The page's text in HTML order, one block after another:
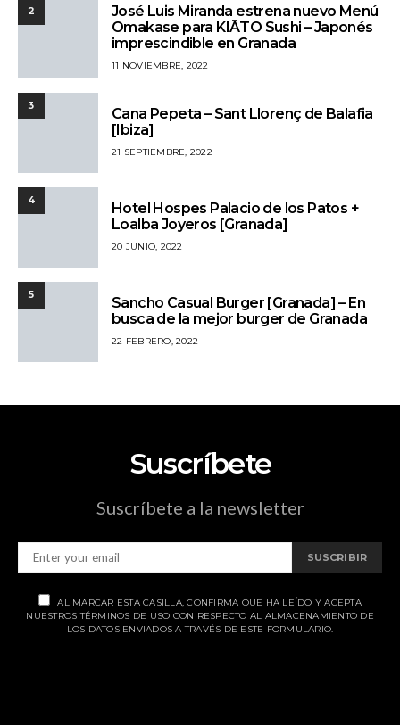
2
José Luis Miranda estrena nuevo Menú
Omakase para KIĀTO Sushi – Japonés
imprescindible en Granada
11 NOVIEMBRE, 2022
3
Cana Pepeta – Sant Llorenç de Balafia
[Ibiza]
21 SEPTIEMBRE, 2022
4
Hotel Hospes Palacio de los Patos +
Loalba Joyeros [Granada]
20 JUNIO, 2022
5
Sancho Casual Burger [Granada] – En
busca de la mejor burger de Granada
22 FEBRERO, 2022
Suscríbete
Suscríbete a la newsletter
SUSCRIBIR
AL MARCAR ESTA CASILLA, CONFIRMA QUE HA LEÍDO Y ACEPTA
NUESTROS TÉRMINOS DE USO CON RESPECTO AL ALMACENAMIENTO DE
LOS DATOS ENVIADOS A TRAVÉS DE ESTE FORMULARIO.